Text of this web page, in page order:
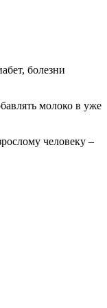
болезни
молоко в уже
человеку –